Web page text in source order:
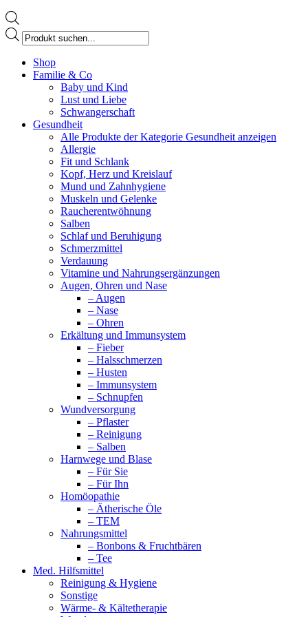
Products
search
page
opens
Shop
Familie & Co
Baby und Kind
Lust und Liebe
Schwangerschaft
Gesundheit
Alle Produkte der Kategorie Gesundheit anzeigen
Allergie
Fit und Schlank
Kopf, Herz und Kreislauf
Mund und Zahnhygiene
Muskeln und Gelenke
Raucherentwöhnung
Salben
Schlaf und Beruhigung
Schmerzmittel
Verdauung
Vitamine und Nahrungsergänzungen
Augen, Ohren und Nase
– Augen
– Nase
– Ohren
Erkältung und Immunsystem
– Fieber
– Halsschmerzen
– Husten
– Immunsystem
– Schnupfen
Wundversorgung
– Pflaster
– Reinigung
– Salben
Harnwege und Blase
– Für Sie
– Für Ihn
Homöopathie
– Ätherische Öle
– TEM
Nahrungsmittel
– Bonbons & Fruchtbären
– Tee
Med. Hilfsmittel
Reinigung & Hygiene
Sonstige
Wärme- & Kältetherapie